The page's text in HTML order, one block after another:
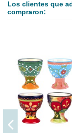
Los clientes que
compraron: